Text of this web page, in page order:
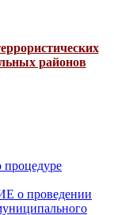
районов
проведении